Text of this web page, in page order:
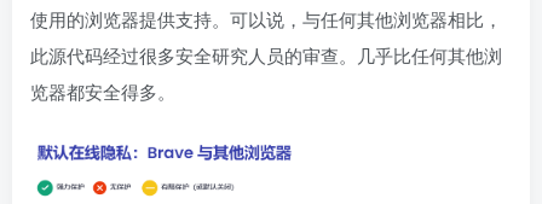
使用的浏览器提供支持。可以说，与任何其他浏览器相比，
此源代码经过很多安全研究人员的审查。几乎比任何其他浏
览器都安全得多。